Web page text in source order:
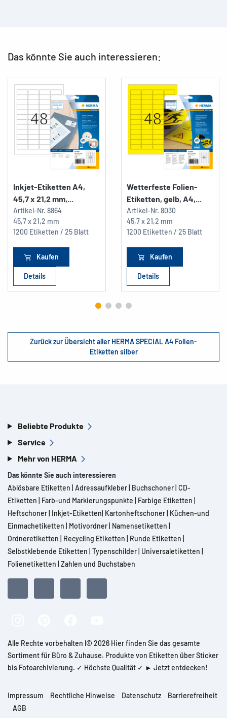
Das könnte Sie auch interessieren:
Inkjet-Etiketten A4,
45,7 x 21,2 mm,...
Artikel-Nr. 8864
45,7 x 21,2 mm
1200 Etiketten / 25 Blatt
Kaufen
Details
Wetterfeste Folien-
Etiketten, gelb, A4,...
Artikel-Nr. 8030
45,7 x 21,2 mm
1200 Etiketten / 25 Blatt
Kaufen
Details
Zurück zur Übersicht aller HERMA SPECIAL A4 Folien-
Etiketten silber
Beliebte Produkte
Service
Mehr von HERMA
Das könnte Sie auch interessieren
Ablösbare Etiketten Adressaufkleber Buchschoner CD-
Etiketten
Farb-und Markierungspunkte Farbige Etiketten
Heftschoner Inkjet-Etiketten Kartonheftschoner Küchen-und
Einmachetiketten
Motivordner Namensetiketten
Ordneretiketten
Recycling Etiketten Runde Etiketten
Selbstklebende Etiketten Typenschilder Universaletiketten
Folienetiketten Zahlen und Buchstaben
Alle Rechte vorbehalten l© 2026 Hier finden Sie das gesamte
Sortiment für Büro & Zuhause. Produkte von Etiketten über Sticker
bis Fotoarchivierung. ✓ Höchste Qualität ✓ ► Jetzt entdecken!
Impressum Rechtliche Hinweise Datenschutz
Barrierefreiheit
AGB